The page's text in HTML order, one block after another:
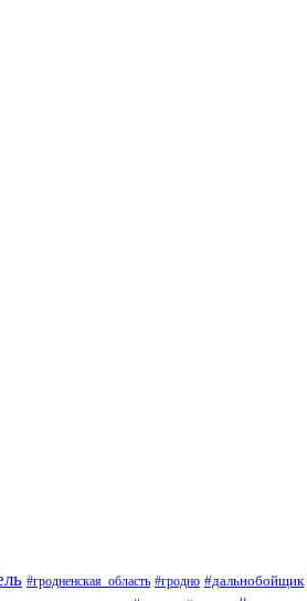
#гродненская_область #гродно #дальнобойщик